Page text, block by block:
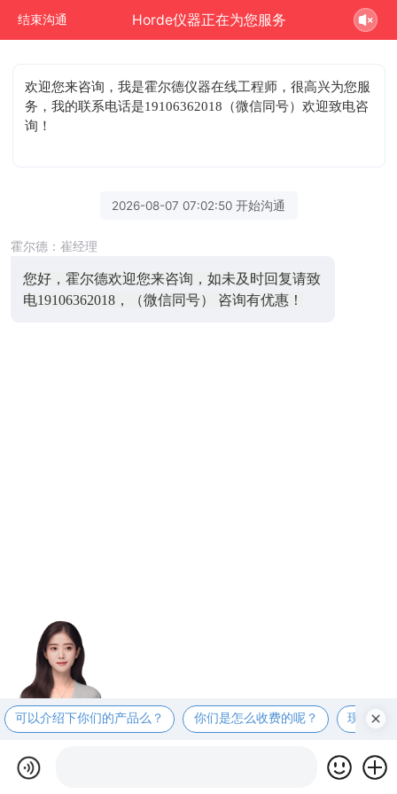
结束沟通 Horde仪器正在为您服务
欢迎您来咨询 ，我是霍尔德仪器在线工程师，很高兴为您服
务，我的联系电话是19106362018（微信同号）欢迎致电咨
询！
2026-08-07 07:02:50 开始沟通
霍尔德：崔经理
您好，霍尔德欢迎您来咨询，如未及时回复请致
电19106362018，（微信同号） 咨询有优惠！
可以介绍下你们的产品么？ 你们是怎么收费的呢？ 现在有